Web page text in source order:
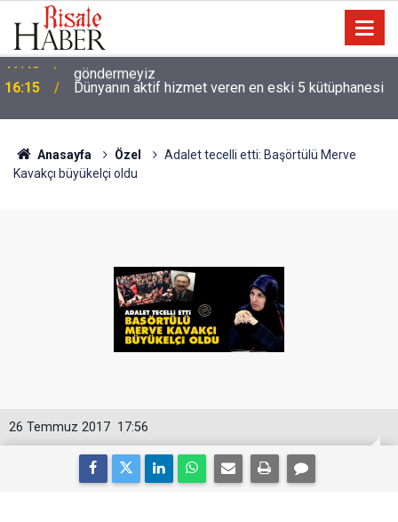
16:15 Dünyanın aktif hizmet veren en eski 5 kütüphanesi
Anasayfa Özel
Adalet tecelli etti: Başörtülü Merve
Kavakçı büyükelçi oldu
17:56
26 Temmuz 2017